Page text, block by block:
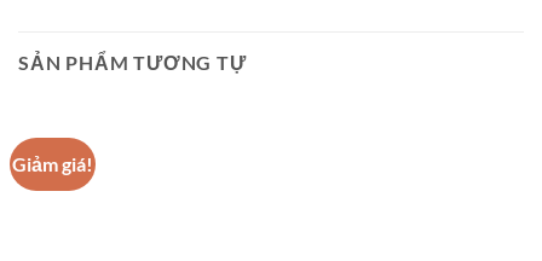
SẢN PHẨM TƯƠNG TỰ
Giảm giá!